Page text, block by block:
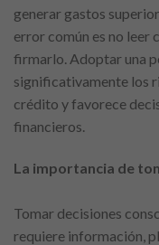
generar gastos
error común es no leer
firmarlo. Adoptar una
significativamente los
crédito y favorece
financieros.
La importancia de
Tomar decisiones
requiere información,